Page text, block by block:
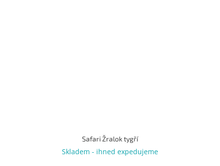
Safari Žralok tygří
Skladem - ihned expedujeme